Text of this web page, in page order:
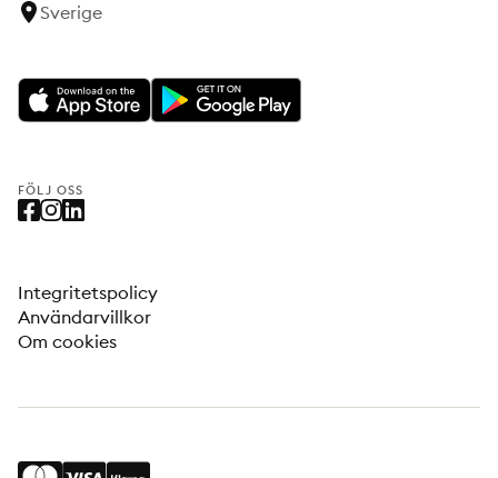
Sverige
FÖLJ OSS
Integritetspolicy
Användarvillkor
Om cookies